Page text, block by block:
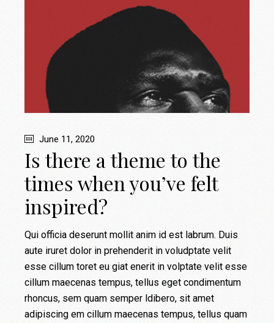
June 11, 2020
Is there a theme to the
times when you’ve felt
inspired?
Qui officia deserunt mollit anim id est labrum. Duis
aute iruret dolor in prehenderit in voludptate velit
esse cillum toret eu giat enerit in volptate velit esse
cillum maecenas tempus, tellus eget condimentum
rhoncus, sem quam semper ldibero, sit amet
adipiscing em cillum maecenas tempus, tellus quam